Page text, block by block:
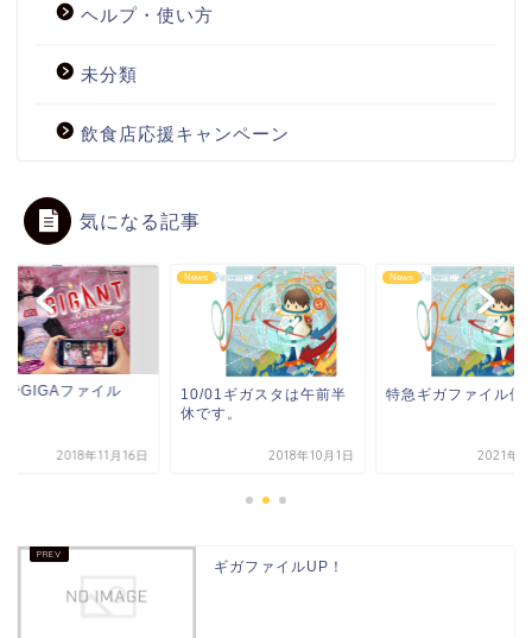
ヘルプ・使い方
未分類
飲食店応援キャンペーン
気になる記事
でGIGAファイル
2018年11月16日
News
10/01ギガスタは午前半
休です。
2018年10月1日
News
特急ギガファイル便
2021年4
ギガファイルUP！